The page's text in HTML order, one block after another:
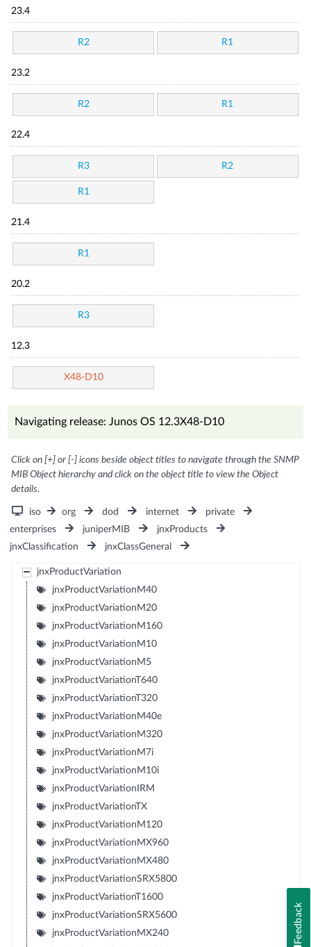
23.4
R2 R1
23.2
R2 R1
22.4
R3 R2
R1
21.4
R1
20.2
R3
12.3
X48-D10
Navigating release: Junos OS 12.3X48-D10
Click on [+] or [-] icons beside object titles to navigate through the SNMP
MIB Object hierarchy and click on the object title to view the Object
details.
iso org dod internet
private
enterprises
juniperMIB
jnxProducts
jnxClassification
jnxClassGeneral
jnxProductVariation
jnxProductVariationM40
jnxProductVariationM20
jnxProductVariationM160
jnxProductVariationM10
jnxProductVariationM5
jnxProductVariationT640
jnxProductVariationT320
jnxProductVariationM40e
jnxProductVariationM320
jnxProductVariationM7i
jnxProductVariationM10i
jnxProductVariationIRM
jnxProductVariationTX
jnxProductVariationM120
jnxProductVariationMX960
jnxProductVariationMX480
jnxProductVariationSRX5800
jnxProductVariationT1600
jnxProductVariationSRX5600
jnxProductVariationMX240
Feedback